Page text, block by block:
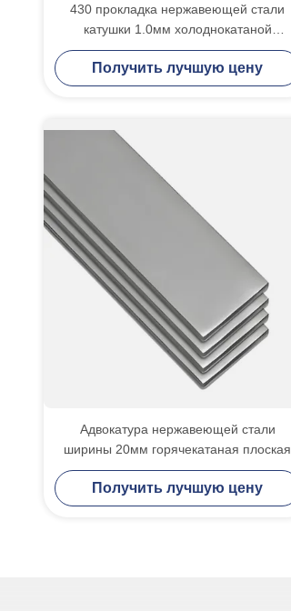
430 прокладка нержавеющей стали
катушки 1.0мм холоднокатаной
нержавеющей стали толстая
половинная трудная
Получить лучшую цену
Адвокатура нержавеющей стали
ширины 20мм горячекатаная плоская
Получить лучшую цену